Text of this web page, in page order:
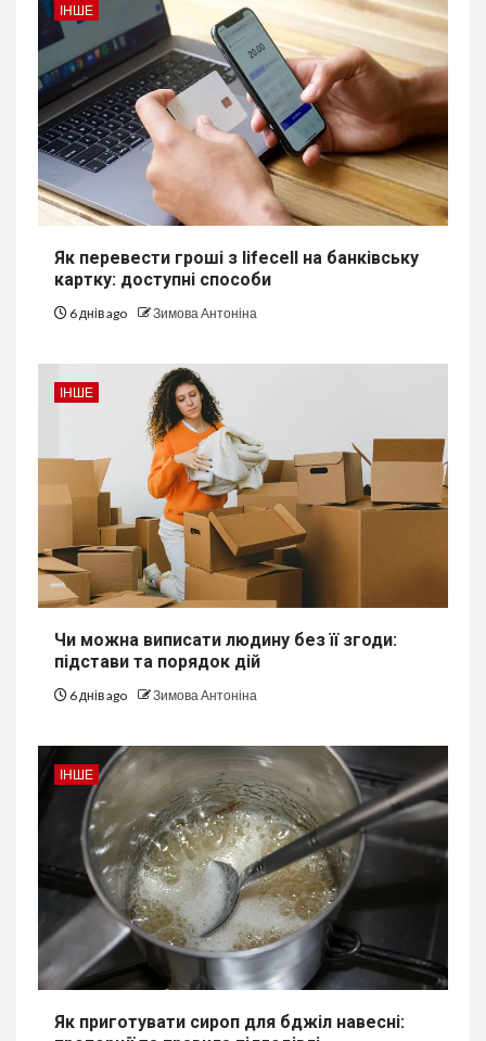
ІНШЕ
Як перевести гроші з lifecell на банківську
картку: доступні способи
6 днів ago Зимова Антоніна
ІНШЕ
Чи можна виписати людину без її згоди:
підстави та порядок дій
6 днів ago Зимова Антоніна
ІНШЕ
Як приготувати сироп для бджіл навесні: